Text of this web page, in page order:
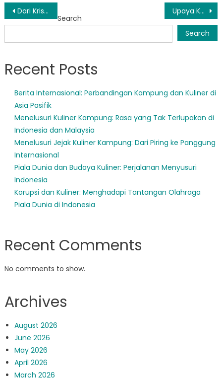
Post
navigation
Dari Krisis Menuju Stabilitas: Peran Program Bantuan Sosial di Tangsel Upaya Kolaboratif di Tangerang Selatan Meningkatkan Kesejahteraan Sosial Seluruh Warga
Search
Search
Recent Posts
Berita Internasional: Perbandingan Kampung dan Kuliner di
Asia Pasifik
Menelusuri Kuliner Kampung: Rasa yang Tak Terlupakan di
Indonesia dan Malaysia
Menelusuri Jejak Kuliner Kampung: Dari Piring ke Panggung
Internasional
Piala Dunia dan Budaya Kuliner: Perjalanan Menyusuri
Indonesia
Korupsi dan Kuliner: Menghadapi Tantangan Olahraga
Piala Dunia di Indonesia
Recent Comments
No comments to show.
Archives
August 2026
June 2026
May 2026
April 2026
March 2026